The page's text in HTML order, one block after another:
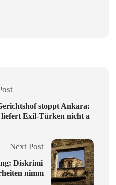
stoppt Ankara:
liefert Exil-Türken nicht a
Next Post
Diskrimi
nimm